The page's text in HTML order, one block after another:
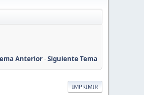
Anterior-Siguiente Tema
IMPRIMIR